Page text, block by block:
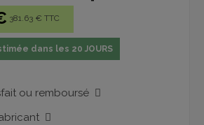
381.63 € TTC
dans les 20 JOURS
ou remboursé